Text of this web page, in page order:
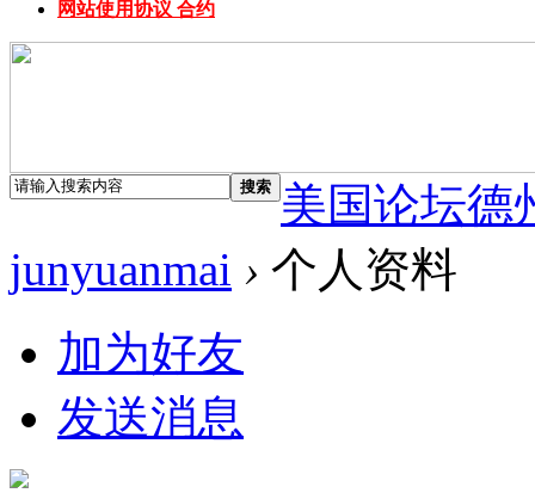
网站使用协议 合约
搜索
美国论坛德
junyuanmai › 个人资料
加为好友
发送消息